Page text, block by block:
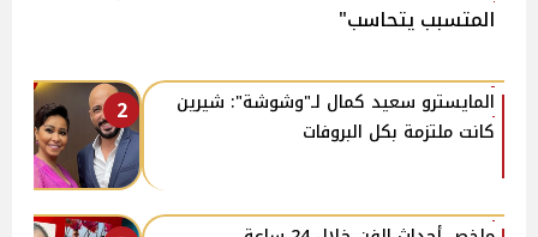
المتسبب يتحاسب"
2
المايسترو سعيد كمال لـ"وشوشة": شيرين
كانت ملتزمة بكل البروفات